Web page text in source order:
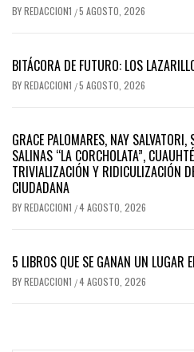
BYREDACCION1 /5 AGOSTO, 2026
BITÁCORA DE FUTURO: LOS
BYREDACCION1 /5 AGOSTO, 2026
GRACE PALOMARES, NAY SALVATORI,
SALINAS “LA CORCHOLATA”,
TRIVIALIZACIÓN Y RIDICULIZACIÓN
CIUDADANA
BYREDACCION1 /4 AGOSTO, 2026
5 LIBROS QUE SE GANAN UN LUGAR
BYREDACCION1 /4 AGOSTO, 2026